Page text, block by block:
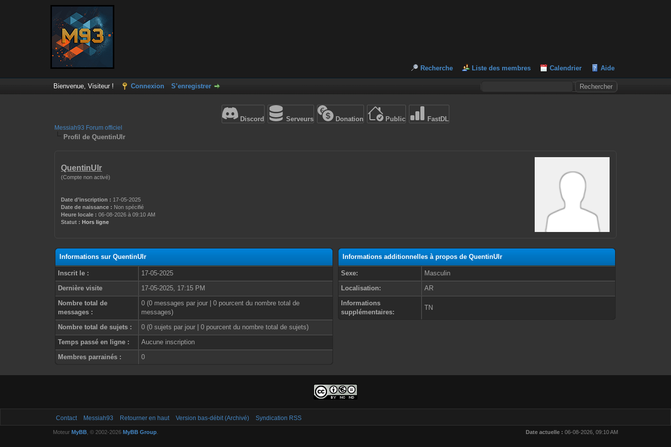
Recherche Liste des membres Calendrier Aide
Bienvenue, Visiteur ! Connexion S’enregistrer
Discord Serveurs Donation Public FastDL
Messiah93 Forum officiel
Profil de QuentinUlr
QuentinUlr
(Compte non activé)
Date d’inscription : 17-05-2025
Date de naissance : Non spécifié
Heure locale : 06-08-2026 à 09:10 AM
Statut : Hors ligne
Informations sur QuentinUlr
Inscrit le :
17-05-2025
Dernière visite
17-05-2025, 17:15 PM
Nombre total de
messages :
0 (0 messages par jour | 0 pourcent du nombre total de
messages)
Nombre total de sujets :
0 (0 sujets par jour | 0 pourcent du nombre total de sujets)
Temps passé en ligne :
Aucune inscription
Membres parrainés :
0
Informations additionnelles à propos de QuentinUlr
Sexe:
Masculin
Localisation:
AR
Informations
supplémentaires:
TN
Contact Messiah93 Retourner en haut Version bas-débit (Archivé) Syndication RSS
Date actuelle : 06-08-2026, 09:10 AM
Moteur MyBB, © 2002-2026 MyBB Group.